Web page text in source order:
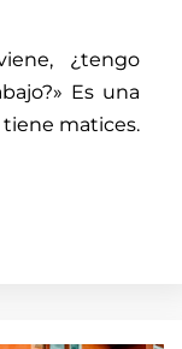
¿tengo
Es una
matices.